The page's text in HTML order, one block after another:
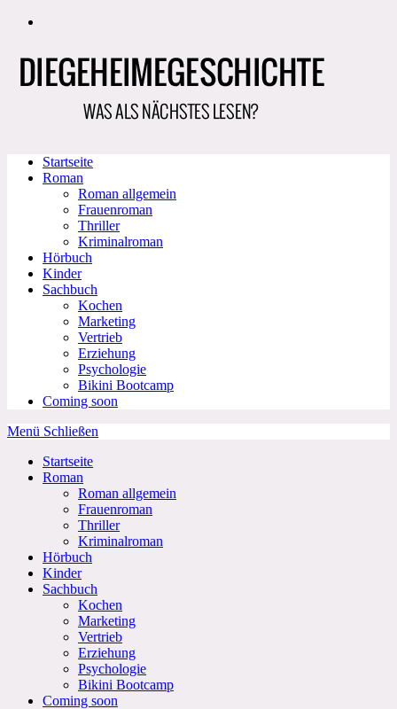
Zum
Startseite
Roman
Roman allgemein
Frauenroman
Thriller
Kriminalroman
Hörbuch
Kinder
Sachbuch
Kochen
Marketing
Vertrieb
Erziehung
Psychologie
Bikini Bootcamp
Coming soon
Menü Schließen
Startseite
Roman
Roman allgemein
Frauenroman
Thriller
Kriminalroman
Hörbuch
Kinder
Sachbuch
Kochen
Marketing
Vertrieb
Erziehung
Psychologie
Bikini Bootcamp
Coming soon